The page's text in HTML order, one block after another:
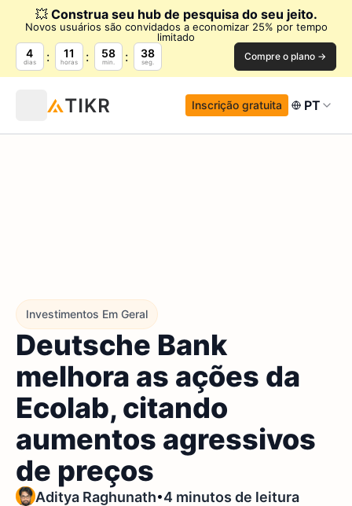
💥 Construa seu hub de pesquisa do seu jeito.
Novos usuários são convidados a economizar 25% por tempo
limitado
4
dias
11
horas
58
min.
37
seg. Compre o plano →
Inscrição gratuita PT
Investimentos Em Geral
Deutsche Bank
melhora as ações da
Ecolab, citando
aumentos agressivos
de preços
Aditya Raghunath•4 minutos de leitura